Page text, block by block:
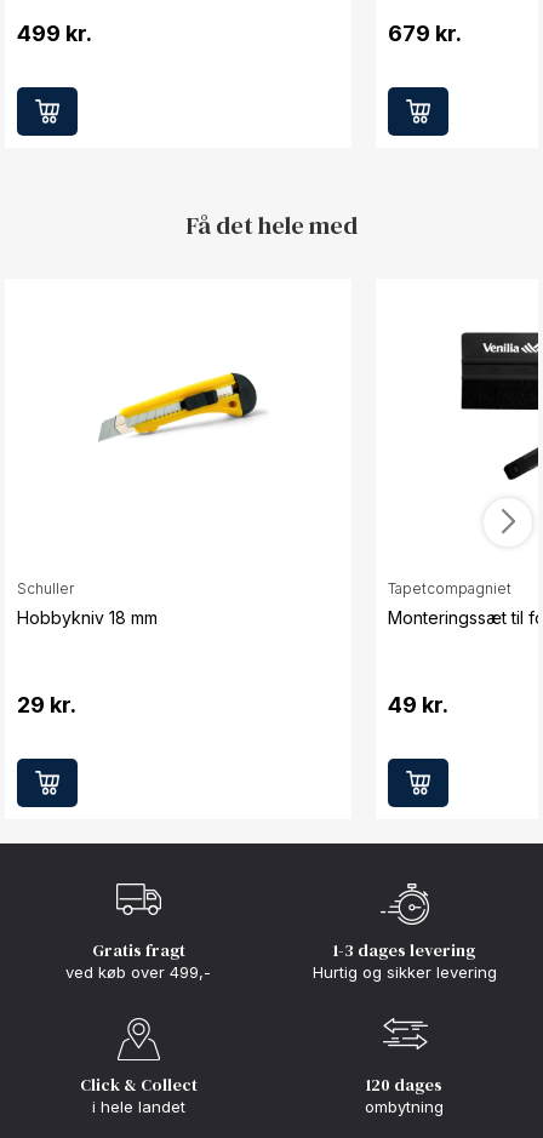
499 kr. 679 kr.
Få det hele med
Schuller
Hobbykniv 18 mm
29 kr.
Tapetcompagniet
Monteringssæt til
49 kr.
Gratis fragt
ved køb over 499,-
1-3 dages levering
Hurtig og sikker levering
Click & Collect
i hele landet
120 dages
ombytning